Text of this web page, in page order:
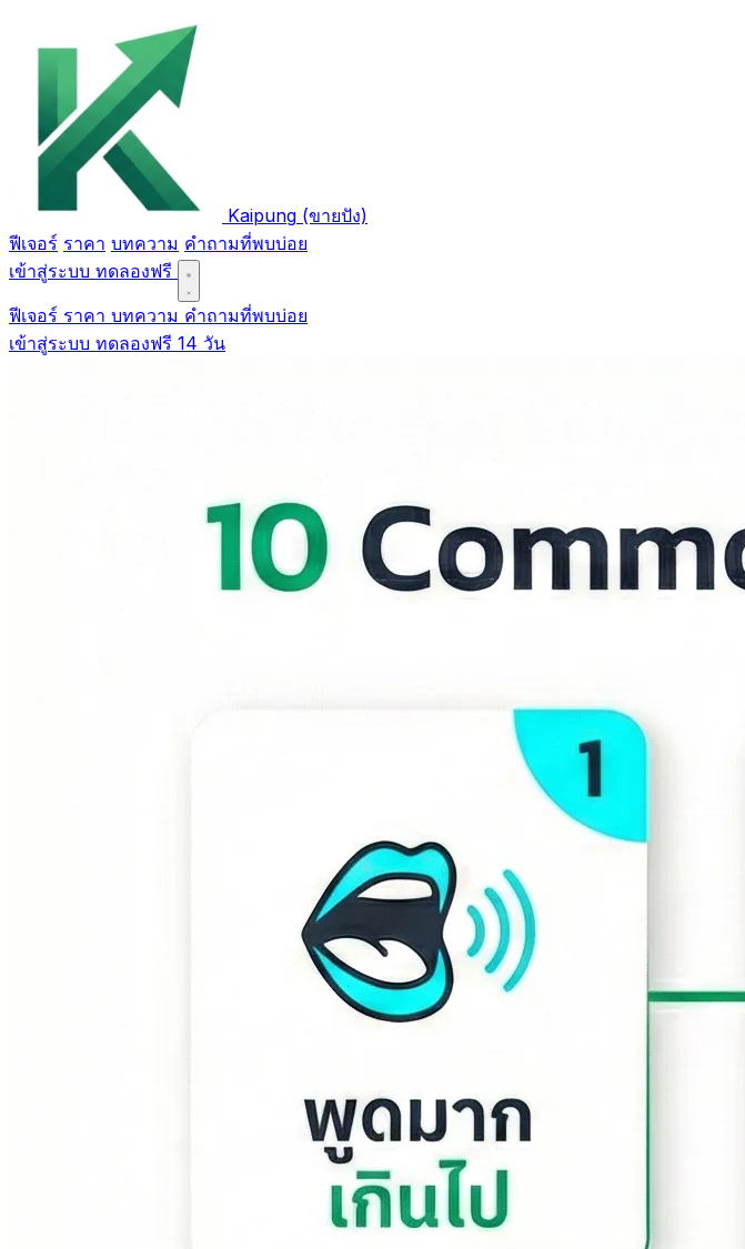
Kaipung (ขายปัง)
ฟีเจอร์ ราคา บทความ คำถามที่พบบ่อย
เข้าสู่ระบบ ทดลองฟรี
ฟีเจอร์ ราคา บทความ คำถามที่พบบ่อย
เข้าสู่ระบบ ทดลองฟรี 14 วัน